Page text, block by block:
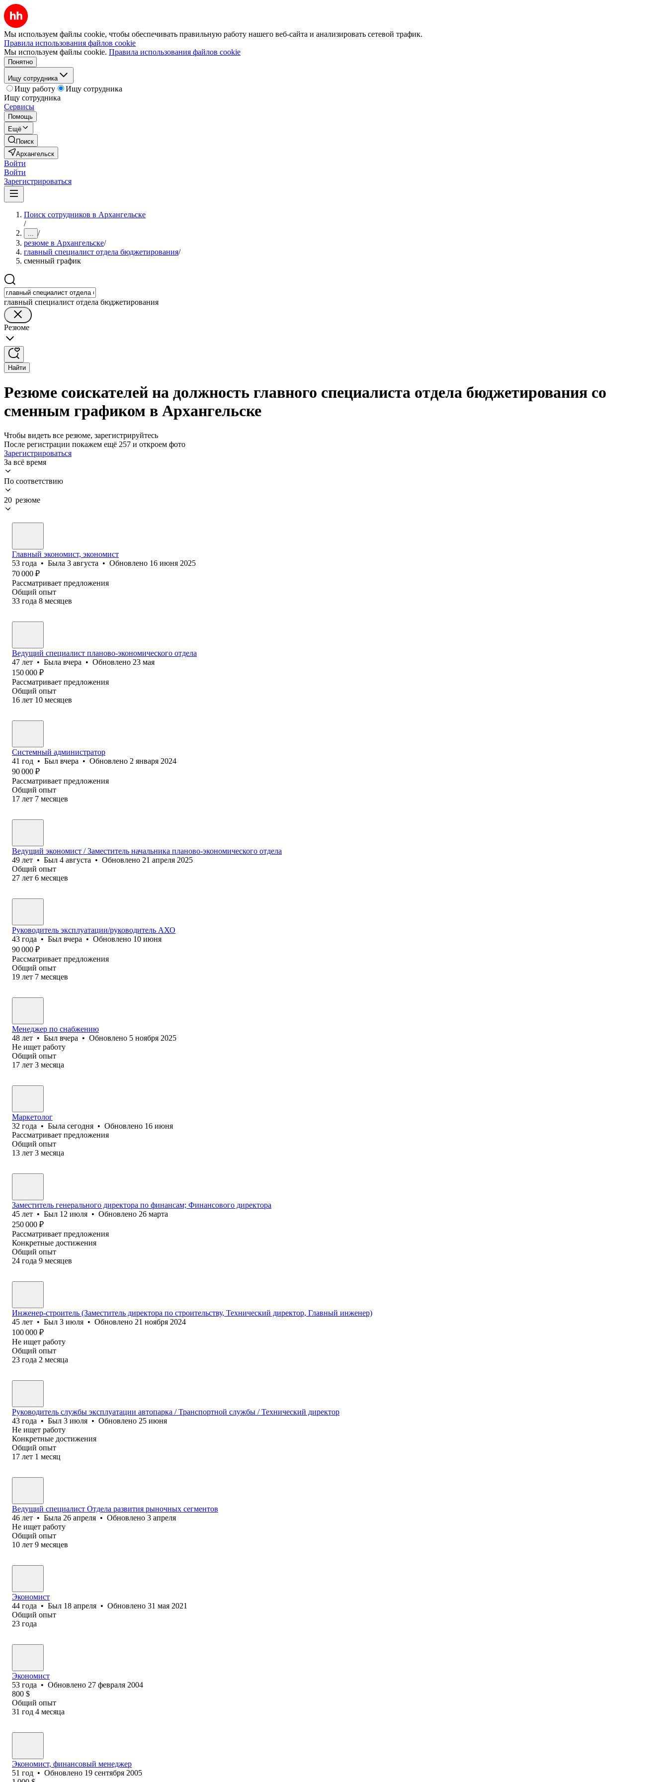
Мы используем файлы cookie, чтобы обеспечивать правильную работу нашего веб-сайта и анализировать сетевой трафик.
Правила использования файлов cookie
Мы используем файлы cookie. Правила использования файлов cookie
Понятно
Ищу сотрудника
Ищу работу
Ищу сотрудника
Ищу сотрудника
Сервисы
Помощь
Ещё
Поиск
Архангельск
Войти
Войти
Зарегистрироваться
Поиск сотрудников в Архангельске
/
... /
резюме в Архангельске/
главный специалист отдела бюджетирования/
сменный график
главный специалист отдела бюджетирования
Резюме
Найти
Резюме соискателей на должность главного специалиста отдела бюджетирования со
сменным графиком в Архангельске
Чтобы видеть все резюме, зарегистрируйтесь
После регистрации покажем ещё 257 и откроем фото
Зарегистрироваться
За всё время
По соответствию
20 резюме
Главный экономист, экономист
53 года • Была 3 августа • Обновлено 16 июня 2025
70 000 ₽
Рассматривает предложения
Общий опыт
33 года 8 месяцев
Ведущий специалист планово-экономического отдела
47 лет • Была вчера • Обновлено 23 мая
150 000 ₽
Рассматривает предложения
Общий опыт
16 лет 10 месяцев
Системный администратор
41 год • Был вчера • Обновлено 2 января 2024
90 000 ₽
Рассматривает предложения
Общий опыт
17 лет 7 месяцев
Ведущий экономист / Заместитель начальника планово-экономического отдела
49 лет • Был 4 августа • Обновлено 21 апреля 2025
Общий опыт
27 лет 6 месяцев
Руководитель эксплуатации/руководитель АХО
43 года • Был вчера • Обновлено 10 июня
90 000 ₽
Рассматривает предложения
Общий опыт
19 лет 7 месяцев
Менеджер по снабжению
48 лет • Был вчера • Обновлено 5 ноября 2025
Не ищет работу
Общий опыт
17 лет 3 месяца
Маркетолог
32 года • Была сегодня • Обновлено 16 июня
Рассматривает предложения
Общий опыт
13 лет 3 месяца
Заместитель генерального директора по финансам; Финансового директора
45 лет • Был 12 июля • Обновлено 26 марта
250 000 ₽
Рассматривает предложения
Конкретные достижения
Общий опыт
24 года 9 месяцев
Инженер-строитель (Заместитель директора по строительству, Технический директор, Главный инженер)
45 лет • Был 3 июля • Обновлено 21 ноября 2024
100 000 ₽
Не ищет работу
Общий опыт
23 года 2 месяца
Руководитель службы эксплуатации автопарка / Транспортной службы / Технический директор
43 года • Был 3 июля • Обновлено 25 июня
Не ищет работу
Конкретные достижения
Общий опыт
17 лет 1 месяц
Ведущий специалист Отдела развития рыночных сегментов
46 лет • Была 26 апреля • Обновлено 3 апреля
Не ищет работу
Общий опыт
10 лет 9 месяцев
Экономист
44 года • Был 18 апреля • Обновлено 31 мая 2021
Общий опыт
23 года
Экономист
53 года • Обновлено 27 февраля 2004
800 $
Общий опыт
31 год 4 месяца
Экономист, финансовый менеджер
51 год • Обновлено 19 сентября 2005